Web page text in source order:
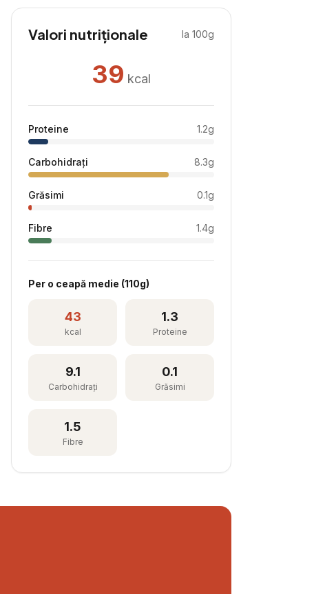
Valori nutriționale la 100g
39 kcal
Proteine 1.2g
Carbohidrați 8.3g
Grăsimi 0.1g
Fibre 1.4g
Per o ceapă medie (110g)
43
kcal
1.3
Proteine
9.1
Carbohidrați
0.1
Grăsimi
1.5
Fibre